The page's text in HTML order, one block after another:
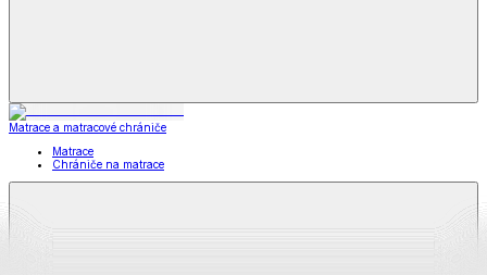
Matrace a matracové chrániče
Matrace
Chrániče na matrace